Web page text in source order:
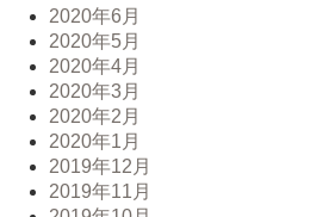
2020年6月
2020年5月
2020年4月
2020年3月
2020年2月
2020年1月
2019年12月
2019年11月